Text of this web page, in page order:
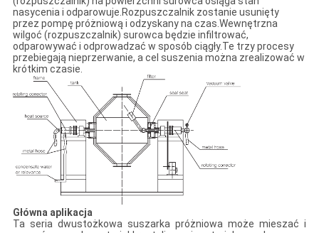
nasycenia i odparowuje.Rozpuszczalnik zostanie usunięty
przez pompę próżniową i odzyskany na czas.Wewnętrzna
wilgoć (rozpuszczalnik) surowca będzie infiltrować,
odparowywać i odprowadzać w sposób ciągły.Te trzy procesy
przebiegają nieprzerwanie, a cel suszenia można zrealizować w
krótkim czasie.
Główna aplikacja
Ta seria dwustożkowa suszarka próżniowa może mieszać i